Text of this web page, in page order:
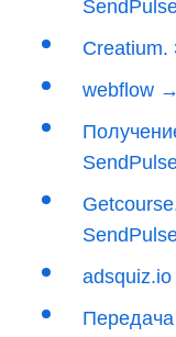
Creatium.
webflow